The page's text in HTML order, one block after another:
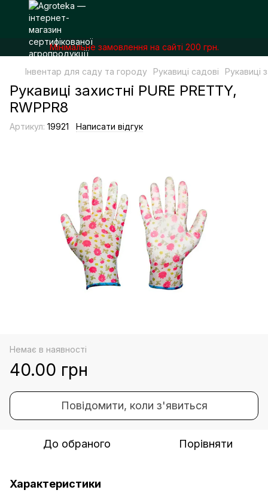
Мінімальне замовлення на сайті 200 грн.
Інвентар для саду та городу Рукавиці садові Рукавиці
Рукавиці захистні PURE PRETTY,
RWPPR8
Артикул: 19921 Написати відгук
Немає в наявності
40.00 грн
Повідомити, коли з'явиться
До обраного Порівняти
Характеристики